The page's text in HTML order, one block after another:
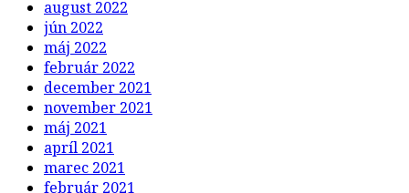
august 2022
jún 2022
máj 2022
február 2022
december 2021
november 2021
máj 2021
apríl 2021
marec 2021
február 2021